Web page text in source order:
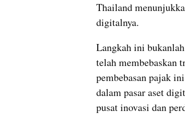
Thailand
digitalnya.
Langkah ini
telah membebaskan
pembebasan pajak
dalam pasar aset
pusat inovasi dan